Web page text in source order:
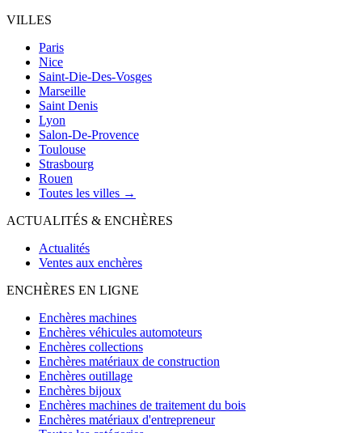
VILLES
Paris
Nice
Saint-Die-Des-Vosges
Marseille
Saint Denis
Lyon
Salon-De-Provence
Toulouse
Strasbourg
Rouen
Toutes les villes →
ACTUALITÉS & ENCHÈRES
Actualités
Ventes aux enchères
ENCHÈRES EN LIGNE
Enchères machines
Enchères véhicules automoteurs
Enchères collections
Enchères matériaux de construction
Enchères outillage
Enchères bijoux
Enchères machines de traitement du bois
Enchères matériaux d'entrepreneur